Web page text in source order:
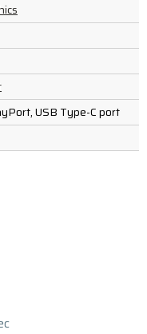
USB Type-C port